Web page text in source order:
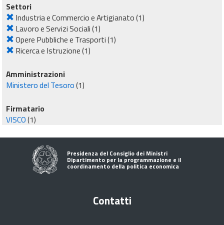
Settori
Industria e Commercio e Artigianato(1)
Lavoro e Servizi Sociali(1)
Opere Pubbliche e Trasporti(1)
Ricerca e Istruzione(1)
Amministrazioni
Ministero del Tesoro(1)
Firmatario
VISCO(1)
Presidenza del Consiglio dei Ministri
Dipartimento per la programmazione e il
coordinamento della politica economica
Contatti